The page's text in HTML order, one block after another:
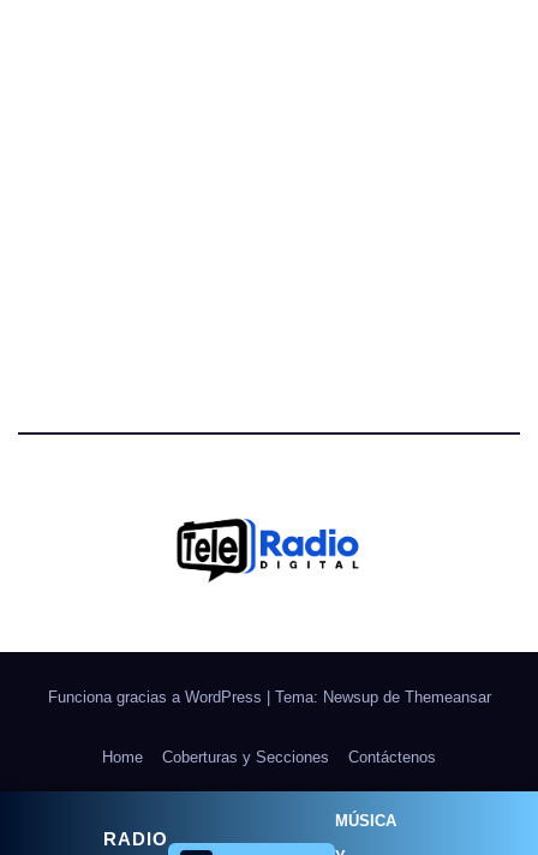
RADIO
MÚSICA
Funciona gracias a WordPress Tema: Newsup de Themeansar
Home Coberturas y Secciones Contáctenos
Ponle Música al Deporte